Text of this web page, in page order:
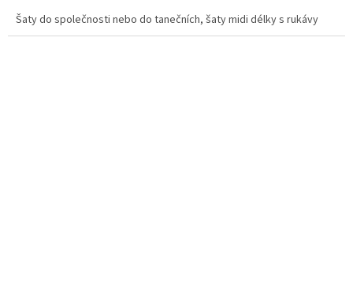
Šaty do společnosti nebo do tanečních, šaty midi délky s rukávy